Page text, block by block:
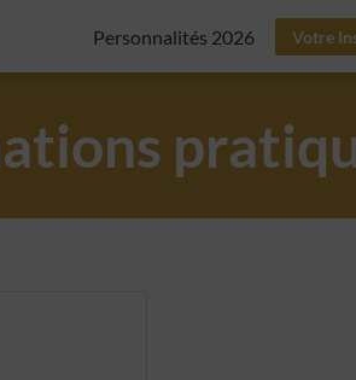
Personnalités 2026 Votre